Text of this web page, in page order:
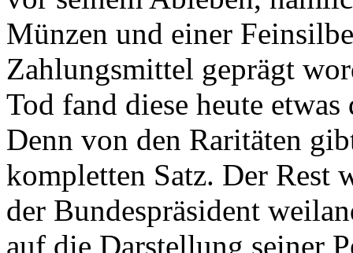
Münzen und einer
Zahlungsmittel geprägt
Tod fand diese heute
Denn von den Raritäten
kompletten Satz. Der Rest
der Bundespräsident
auf die Darstellung seiner